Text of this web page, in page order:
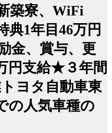
築寮、WiFi
1年目46万円
金、賞与、更
円支給★３年間
ヨタ自動車東
の人気車種の